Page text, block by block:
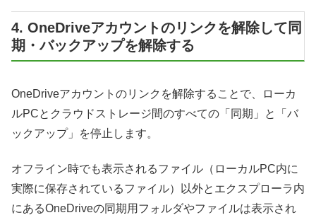
4. OneDriveアカウントのリンクを解除して同
期・バックアップを解除する
OneDriveアカウントのリンクを解除することで、ローカ
ルPCとクラウドストレージ間のすべての「同期」と「バ
ックアップ」を停止します。
オフライン時でも表示されるファイル（ローカルPC内に
実際に保存されているファイル）以外とエクスプローラ内
にあるOneDriveの同期用フォルダやファイルは表示され